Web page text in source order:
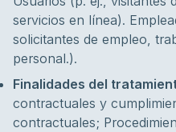
servicios en línea).
solicitantes de empleo,
personal.).
Finalidades del
contractuales y
contractuales;